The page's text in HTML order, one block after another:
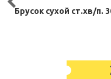
Брусок сухой ст.хв/п.